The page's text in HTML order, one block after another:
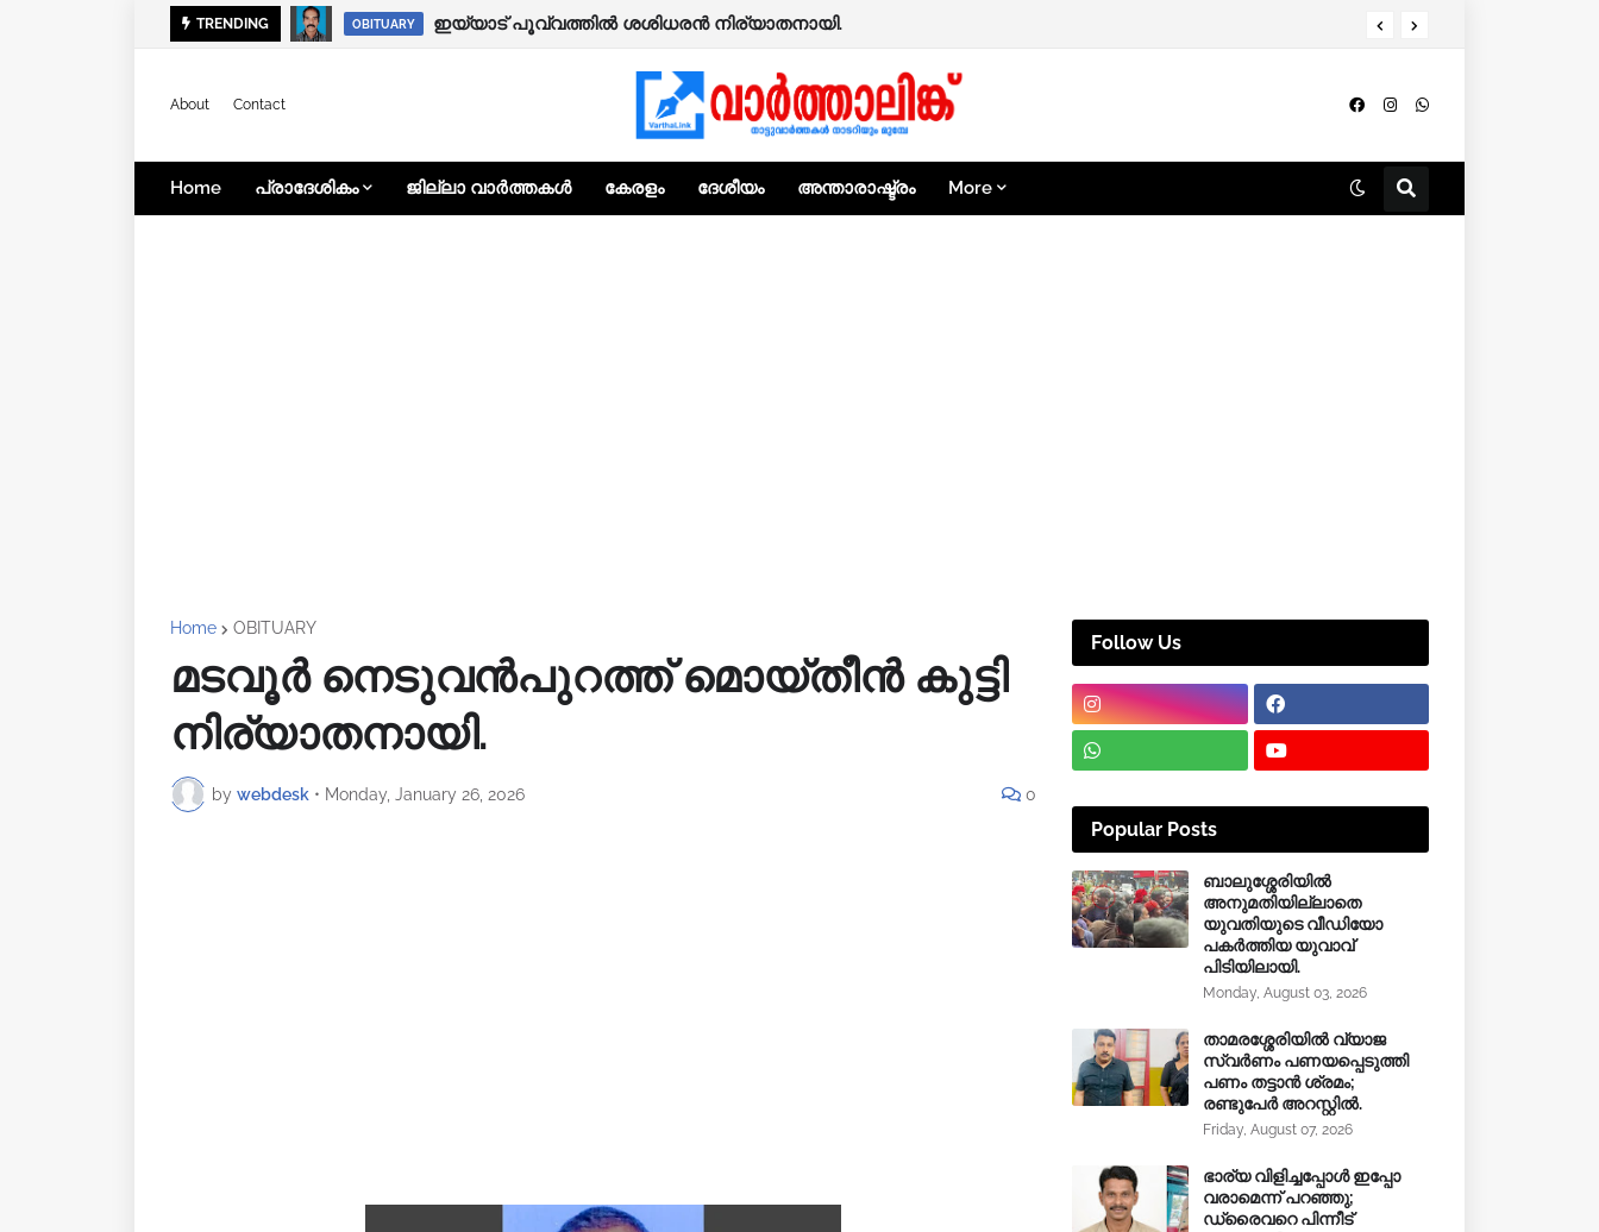
TRENDING OBITUARY ഇയ്യാട് പൂവ്വത്തിൽ ശശിധരൻ നിര്യാതനായി.
KOZHIKODE
About Contact
Home പ്രാദേശികം ജില്ലാ വാർത്തകൾ കേരളം ദേശീയം അന്താരാഷ്ട്രം More
Home OBITUARY
മടവൂർ നെടുവൻപുറത്ത് മൊയ്‌തീൻ കുട്ടി
നിര്യാതനായി.
by webdesk • Monday, January 26, 2026 0
Follow Us
Popular Posts
ബാലുശ്ശേരിയിൽ
അനുമതിയില്ലാതെ
യുവതിയുടെ വീഡിയോ
പകർത്തിയ യുവാവ്
പിടിയിലായി.
Monday, August 03, 2026
താമരശ്ശേരിയിൽ വ്യാജ
സ്വർണം പണയപ്പെടുത്തി
പണം തട്ടാൻ ശ്രമം;
രണ്ടുപേർ അറസ്റ്റിൽ.
Friday, August 07, 2026
ഭാര്യ വിളിച്ചപ്പോള്‍ ഇപ്പോ
വരാമെന്ന് പറഞ്ഞു;
ഡ്രൈവറെ പിന്നീട്